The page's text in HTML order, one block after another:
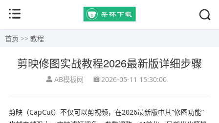
首页 >> 教程
剪映修图实战教程2026最新版详细步骤
AB模板网 2026-05-11 15:30:00
剪映（CapCut）不仅可以剪视频，在2026最新版中其“修图功能”